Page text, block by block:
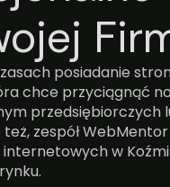
posiadanie
chce przyciągnąć
przedsiębiorczych
zespół
w